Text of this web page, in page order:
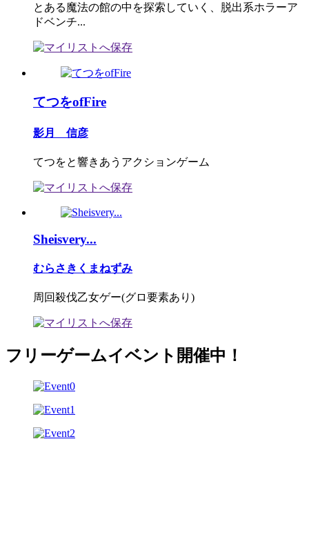
とある魔法の館の中を探索していく、脱出系ホラーア
ドベンチ...
てつをofFire
影月 信彦
てつをと響きあうアクションゲーム
Sheisvery...
むらさきくまねずみ
周回殺伐乙女ゲー(グロ要素あり)
フリーゲームイベント開催中！